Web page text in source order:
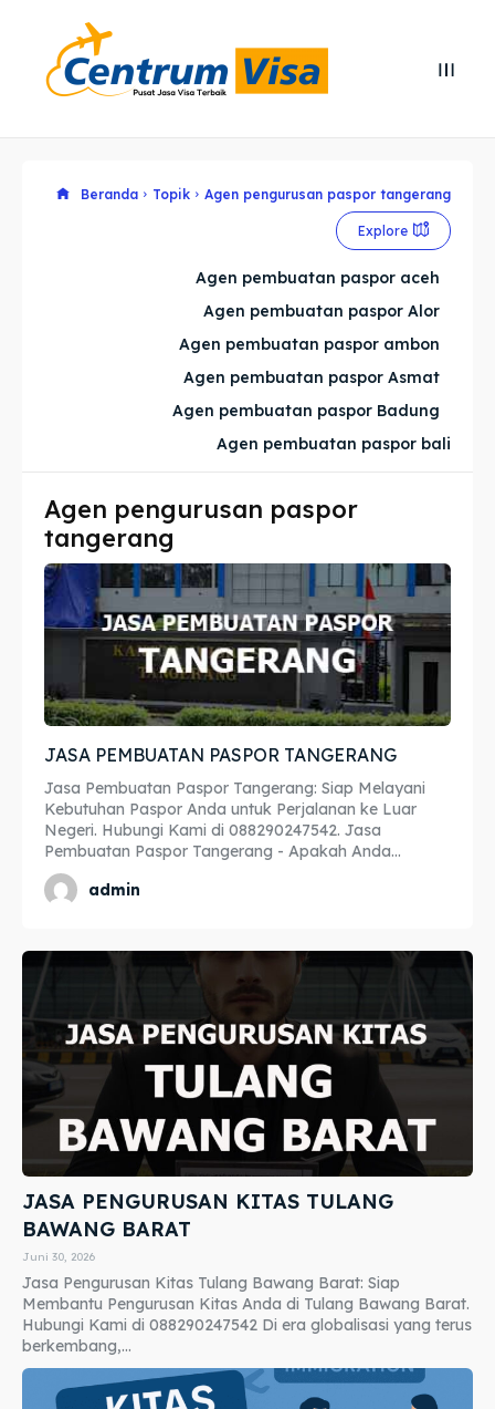
Explore our destinations
Imta
Legalisir
Apostille
Penerjemah
Asuransi
Blog
Explore our destinations
Imta
Legalisir
Apostille
Penerjemah
Asuransi
Blog
Beranda Topik Agen pengurusan paspor tangerang
Explore
Agen pembuatan paspor aceh
Agen pembuatan paspor Alor
Agen pembuatan paspor ambon
Agen pembuatan paspor Asmat
Agen pembuatan paspor Badung
Agen pembuatan paspor bali
Agen pengurusan paspor
tangerang
JASA PEMBUATAN PASPOR TANGERANG
Jasa Pembuatan Paspor Tangerang: Siap Melayani
Kebutuhan Paspor Anda untuk Perjalanan ke Luar
Negeri. Hubungi Kami di 088290247542. Jasa
Pembuatan Paspor Tangerang - Apakah Anda...
admin
JASA PENGURUSAN KITAS TULANG
BAWANG BARAT
Juni 30, 2026
Jasa Pengurusan Kitas Tulang Bawang Barat: Siap
Membantu Pengurusan Kitas Anda di Tulang Bawang Barat.
Hubungi Kami di 088290247542 Di era globalisasi yang terus
berkembang,...